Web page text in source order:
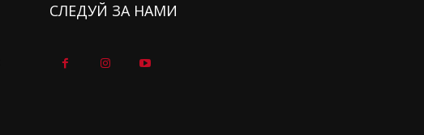
СЛЕДУЙ ЗА НАМИ